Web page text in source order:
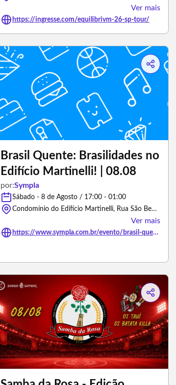
Ver mais
https://ingresse.com/equilibrivm-26-sp-tour/
Brasil Quente: Brasilidades no
Edifício Martinelli! | 08.08
por:Sympla
Sábado - 8 de Agosto / 17:00 - 01:00
Condomínio do Edifício Martinelli, Rua São Bento - São Paulo/São Paulo
Ver mais
https://www.sympla.com.br/evento/brasil-quente-brasilidades-no-edificio-martinelli-08-08/3394916